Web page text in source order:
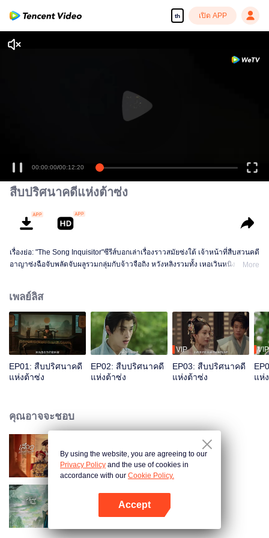
th เปิด APP
00:00:00/00:12:20
สืบปริศนาคดีแห่งต้าซ่ง
เรื่องย่อ: "The Song Inquisitor"ซีรีส์บอกเล่าเรื่องราวสมัยซ่งใต้ เจ้าหน้าที่สืบสวนคดี
อาญาซ่งฉือจับพลัดจับผลูรวมกลุ่มกับจ้าวจือถิง หวังหลิงรวมทั้ง เหอเวินหนิง ทั้งสี่คน
More
เพลย์ลิส
EP01: สืบปริศนาคดี
แห่งต้าซ่ง
EP02: สืบปริศนาคดี
แห่งต้าซ่ง
VIP
EP03: สืบปริศนาคดี
แห่งต้าซ่ง
VIP
แห่
คุณอาจจะชอบ
เลือดบัลลังก์พิศวาส (พากย์ไทย)
พันธะเงาแค้น
By using the website, you are agreeing to our
Privacy Policy and the use of cookies in
accordance with our Cookie Policy.
Accept